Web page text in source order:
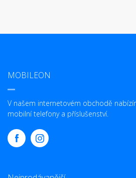
MOBILEON
V našem internetovém obchodě
mobilní telefony a příslušenství.